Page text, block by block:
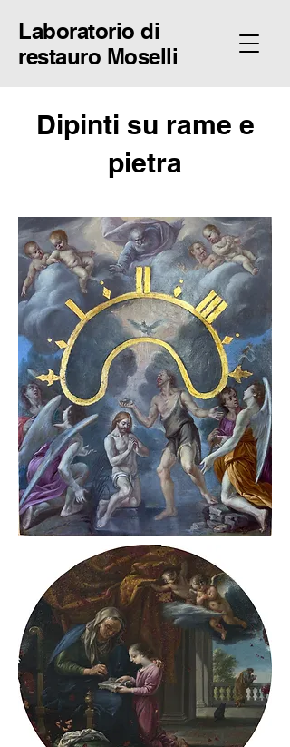
Laboratorio di
restauro Moselli
Dipinti su rame e
pietra